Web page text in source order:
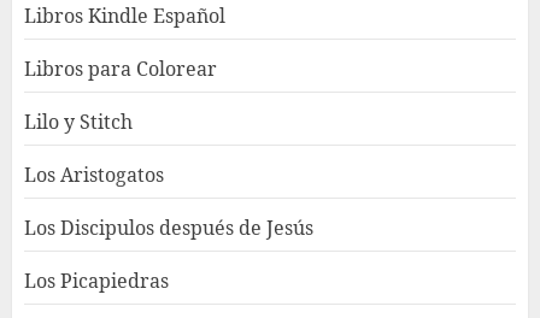
Libros Kindle Español
Libros para Colorear
Lilo y Stitch
Los Aristogatos
Los Discipulos después de Jesús
Los Picapiedras